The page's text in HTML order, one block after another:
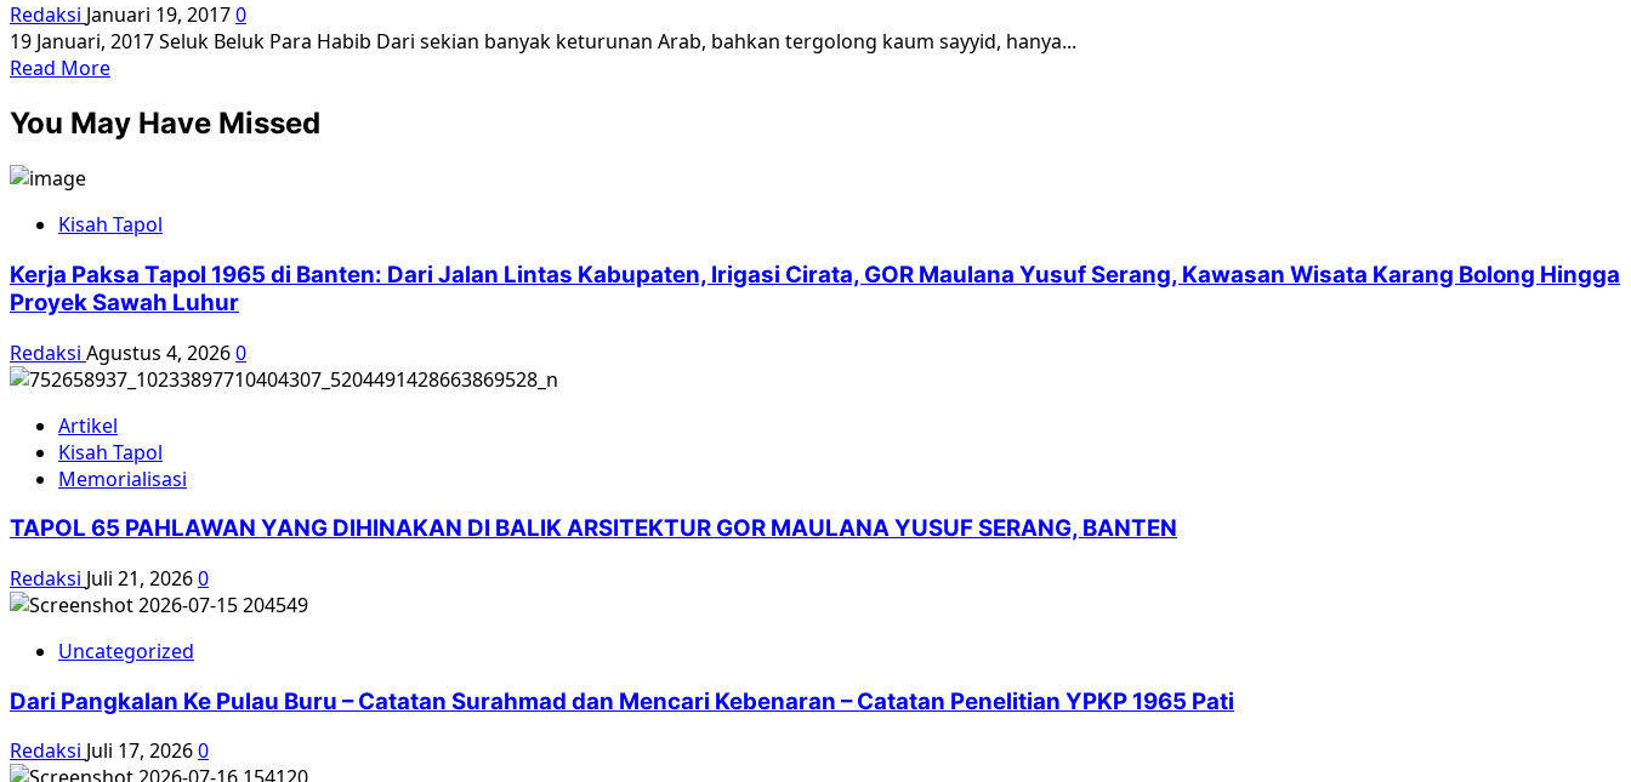
Redaksi Januari 19, 20170
19 Januari, 2017 Seluk Beluk Para Habib Dari sekian banyak keturunan Arab, bahkan tergolong kaum sayyid, hanya...
Read MoreRead
about
Sayyid
Kalimantan
You May Have Missed
Kisah Tapol
Kerja Paksa Tapol 1965 di Banten: Dari Jalan Lintas Kabupaten, Irigasi Cirata, GOR Maulana Yusuf Serang, Kawasan Wisata Karang Bolong Hingga
Proyek Sawah Luhur
Redaksi Agustus 4, 20260
Artikel
Kisah Tapol
Memorialisasi
TAPOL 65 PAHLAWAN YANG DIHINAKAN DI BALIK ARSITEKTUR GOR MAULANA YUSUF SERANG, BANTEN
Redaksi Juli 21, 20260
Uncategorized
Dari Pangkalan Ke Pulau Buru – Catatan Surahmad dan Mencari Kebenaran – Catatan Penelitian YPKP 1965 Pati
Redaksi Juli 17, 20260